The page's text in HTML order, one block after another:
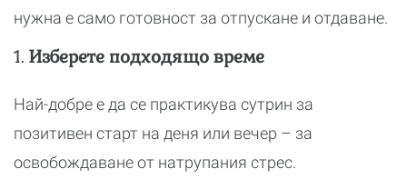
нужна е само готовност за отпускане и отдаване.
1. Изберете подходящо време
Най-добре е да се практикува сутрин за
позитивен старт на деня или вечер – за
освобождаване от натрупания стрес.